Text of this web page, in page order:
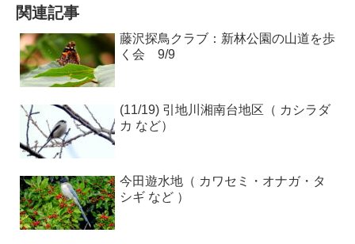
関連記事
藤沢探鳥クラブ：新林公園の山道を歩
く会 9/9
(11/19) 引地川湘南台地区（ カシラダ
カ など）
今田遊水地（ カワセミ・オナガ・タ
シギ など ）